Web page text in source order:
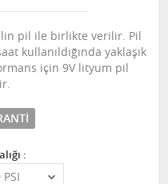
pil ile birlikte verilir. Pil
kullanıldığında yaklaşık
için 9V lityum pil
: